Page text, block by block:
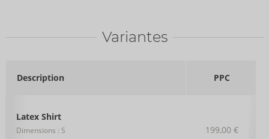
Variantes
Description PPC
Latex Shirt
Dimensions : S
199,00 €